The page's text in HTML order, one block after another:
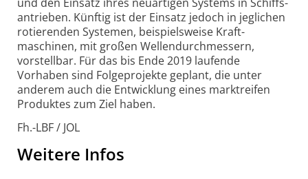
antrieben. Künftig ist der Einsatz jedoch in jeglichen
rotierenden Systemen, beispielsweise Kraft­
maschinen, mit großen Wellen­durchmessern,
vorstellbar. Für das bis Ende 2019 laufende
Vorhaben sind Folgeprojekte geplant, die unter
anderem auch die Entwicklung eines marktreifen
Produktes zum Ziel haben.
Fh.-LBF / JOL
Weitere Infos